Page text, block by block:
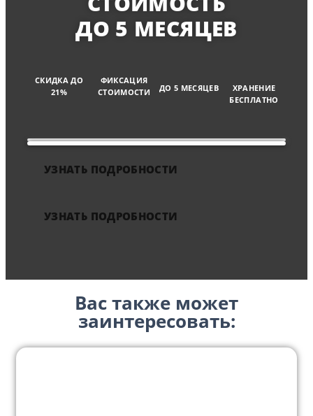
ДО 5 МЕСЯЦЕВ
СКИДКА ДО
21%
ФИКСАЦИЯ
СТОИМОСТИ
ДО 5 МЕСЯЦЕВ
ХРАНЕНИЕ
БЕСПЛАТНО
УЗНАТЬ ПОДРОБНОСТИ
УЗНАТЬ ПОДРОБНОСТИ
Вас также может
заинтересовать: